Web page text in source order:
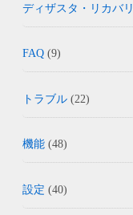
ディザスタ・リカバリ
FAQ (9)
トラブル (22)
機能 (48)
設定 (40)